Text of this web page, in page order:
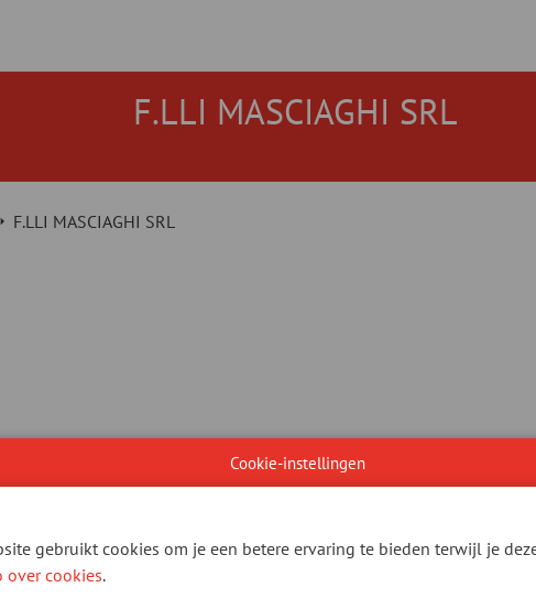
F.LLI MASCIAGHI SRL
F.LLI MASCIAGHI SRL
Cookie-instellingen
gebruikt cookies om je een betere ervaring te bieden terwijl je
over cookies.